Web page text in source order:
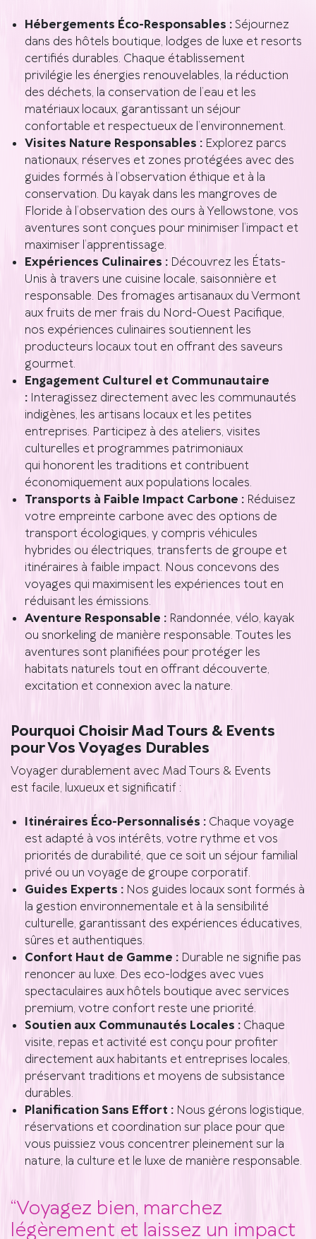
Hébergements Éco-Responsables :Séjournez
dans des hôtels boutique, lodges de luxe et resorts
certifiés durables. Chaque établissement
privilégie les énergies renouvelables, la réduction
des déchets, la conservation de l’eau et les
matériaux locaux, garantissant un séjour
confortable et respectueux de l’environnement.
Visites Nature Responsables : Explorez parcs
nationaux, réserves et zones protégées avec des
guides formés à l’observation éthique et à la
conservation. Du kayak dans les mangroves de
Floride à l’observation des ours à Yellowstone, vos
aventures sont conçues pour minimiser l’impact et
maximiser l’apprentissage.
Expériences Culinaires : Découvrez les États-
Unis à travers une cuisine locale, saisonnière et
responsable. Des fromages artisanaux du Vermont
aux fruits de mer frais du Nord-Ouest Pacifique,
nos expériences culinaires soutiennent les
producteurs locaux tout en offrant des saveurs
gourmet.
Engagement Culturel et Communautaire
: Interagissez directement avec les communautés
indigènes, les artisans locaux et les petites
entreprises. Participez à des ateliers, visites
culturelles et programmes patrimoniaux
qui honorent les traditions et contribuent
économiquement aux populations locales.
Transports à Faible Impact Carbone : Réduisez
votre empreinte carbone avec des options de
transport écologiques, y compris véhicules
hybrides ou électriques, transferts de groupe et
itinéraires à faible impact. Nous concevons des
voyages qui maximisent les expériences tout en
réduisant les émissions.
Aventure Responsable : Randonnée, vélo, kayak
ou snorkeling de manière responsable. Toutes les
aventures sont planifiées pour protéger les
habitats naturels tout en offrant découverte,
excitation et connexion avec la nature.
Pourquoi Choisir Mad Tours & Events
pour Vos Voyages Durables
Voyager durablement avec Mad Tours & Events
est facile, luxueux et significatif :
Itinéraires Éco-Personnalisés : Chaque voyage
est adapté à vos intérêts, votre rythme et vos
priorités de durabilité, que ce soit un séjour familial
privé ou un voyage de groupe corporatif.
Guides Experts : Nos guides locaux sont formés à
la gestion environnementale et à la sensibilité
culturelle, garantissant des expériences éducatives,
sûres et authentiques.
Confort Haut de Gamme : Durable ne signifie pas
renoncer au luxe. Des eco-lodges avec vues
spectaculaires aux hôtels boutique avec services
premium, votre confort reste une priorité.
Soutien aux Communautés Locales : Chaque
visite, repas et activité est conçu pour profiter
directement aux habitants et entreprises locales,
préservant traditions et moyens de subsistance
durables.
Planification Sans Effort : Nous gérons logistique,
réservations et coordination sur place pour que
vous puissiez vous concentrer pleinement sur la
nature, la culture et le luxe de manière responsable.
“Voyagez bien, marchez
légèrement et laissez un impact